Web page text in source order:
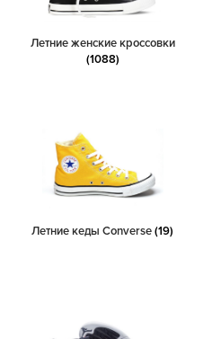
Летние женские кроссовки
(1088)
Летние кеды Converse(19)